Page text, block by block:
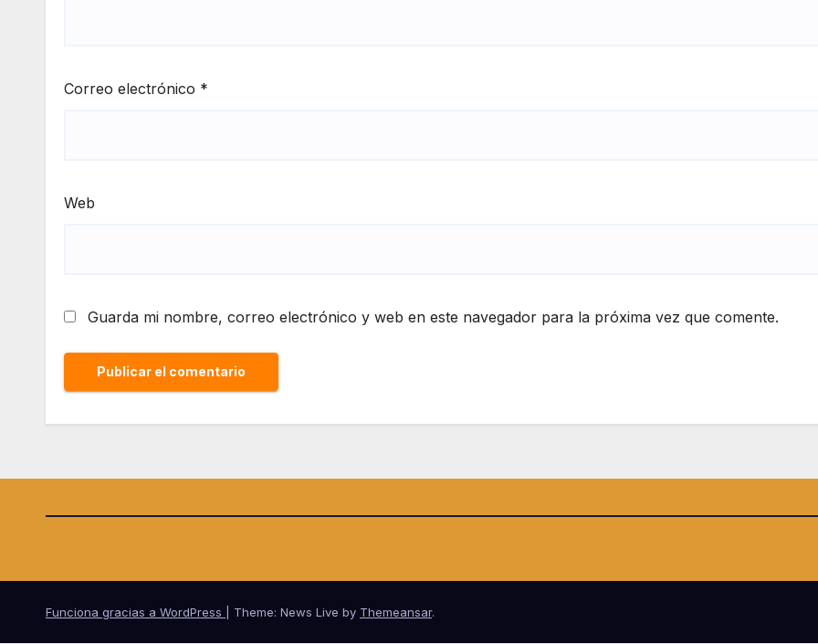
Correo electrónico *
Web
Guarda mi nombre, correo electrónico y web en este navegador para la próxima vez que comente.
Funciona gracias a WordPress Theme: News Live by Themeansar.